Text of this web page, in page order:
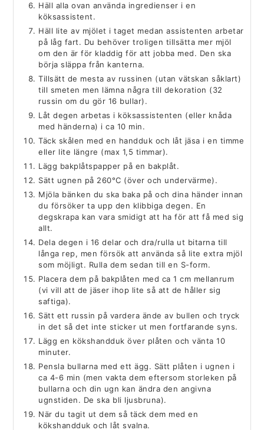
Häll alla ovan använda ingredienser i en
köksassistent.
Häll lite av mjölet i taget medan assistenten arbetar
på låg fart. Du behöver troligen tillsätta mer mjöl
om den är för kladdig för att jobba med. Den ska
börja släppa från kanterna.
Tillsätt de mesta av russinen (utan vätskan såklart)
till smeten men lämna några till dekoration (32
russin om du gör 16 bullar).
Låt degen arbetas i köksassistenten (eller knåda
med händerna) i ca 10 min.
Täck skålen med en handduk och låt jäsa i en timme
eller lite längre (max 1,5 timmar).
Lägg bakplåtspapper på en bakplåt.
Sätt ugnen på 260°C (över och undervärme).
Mjöla bänken du ska baka på och dina händer innan
du försöker ta upp den klibbiga degen. En
degskrapa kan vara smidigt att ha för att få med sig
allt.
Dela degen i 16 delar och dra/rulla ut bitarna till
långa rep, men försök att använda så lite extra mjöl
som möjligt. Rulla dem sedan till en S-form.
Placera dem på bakplåten med ca 1 cm mellanrum
(vi vill att de jäser ihop lite så att de håller sig
saftiga).
Sätt ett russin på vardera ände av bullen och tryck
in det så det inte sticker ut men fortfarande syns.
Lägg en kökshandduk över plåten och vänta 10
minuter.
Pensla bullarna med ett ägg. Sätt plåten i ugnen i
ca 4-6 min (men vakta dem eftersom storleken på
bullarna och din ugn kan ändra den angivna
ugnstiden. De ska bli ljusbruna).
När du tagit ut dem så täck dem med en
kökshandduk och låt svalna.